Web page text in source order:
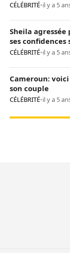
CÉLÉBRITÉ•il y a 5
Sheila agressée
ses
CÉLÉBRITÉ•il y a 5
Cameroun:
son couple
CÉLÉBRITÉ•il y a 5